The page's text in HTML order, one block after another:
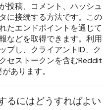
投稿、コメント、ハッシュ
に接続する方法です。この
たエンドポイントを通じて
などを取得できます。利用
プし、クライアントID、ク
セストークンを含むReddit
あります。
るにはどうすればよい